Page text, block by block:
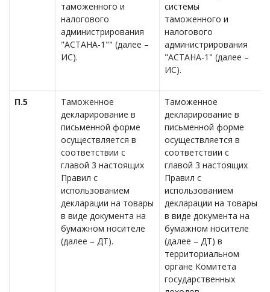
таможенного и
налогового
администрирования
"АСТАНА-1"" (далее –
ИС).
системы
таможенного и
налогового
администрирования
"АСТАНА-1" (далее –
ИС).
П.5
Таможенное
декларирование в
письменной форме
осуществляется в
соответствии с
главой 3 настоящих
Правил с
использованием
декларации на товары
в виде документа на
бумажном носителе
(далее – ДТ).
Таможенное
декларирование в
письменной форме
осуществляется в
соответствии с
главой 3 настоящих
Правил с
использованием
декларации на товары
в виде документа на
бумажном носителе
(далее – ДТ) в
территориальном
органе Комитета
государственных